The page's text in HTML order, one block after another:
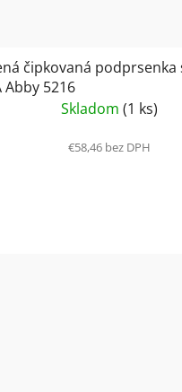
čipkovaná podprsenka
Abby 5216
Skladom (1 ks)
€58,46 bez DPH